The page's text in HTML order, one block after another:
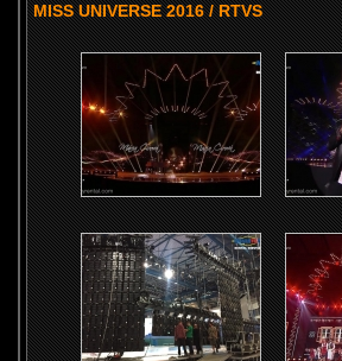
MISS UNIVERSE 2016 / RTVS